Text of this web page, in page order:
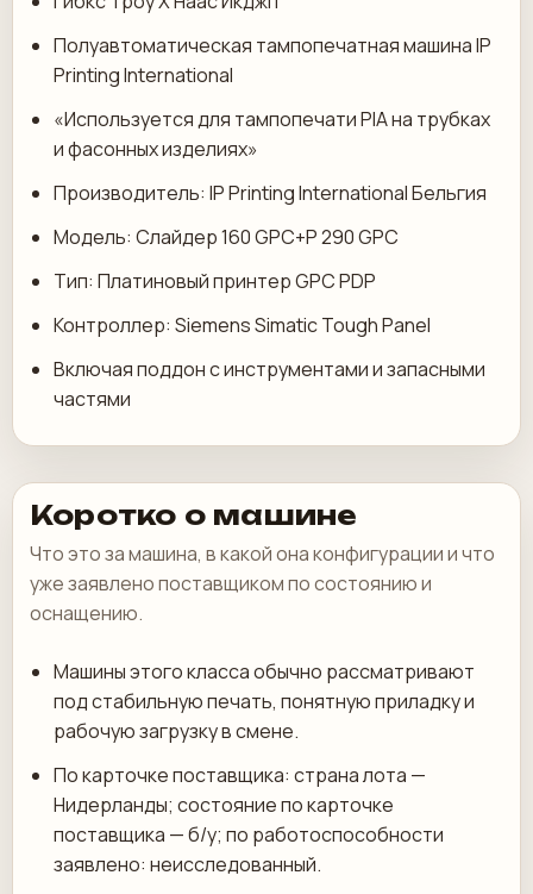
Полуавтоматическая тампопечатная машина IP
Printing International
«Используется для тампопечати PIA на трубках
и фасонных изделиях»
Производитель: IP Printing International Бельгия
Модель: Слайдер 160 GPC+P 290 GPC
Тип: Платиновый принтер GPC PDP
Контроллер: Siemens Simatic Tough Panel
Включая поддон с инструментами и запасными
частями
Коротко о машине
Что это за машина, в какой она конфигурации и что
уже заявлено поставщиком по состоянию и
оснащению.
Машины этого класса обычно рассматривают
под стабильную печать, понятную приладку и
рабочую загрузку в смене.
По карточке поставщика: страна лота —
Нидерланды; состояние по карточке
поставщика — б/у; по работоспособности
заявлено: неисследованный.